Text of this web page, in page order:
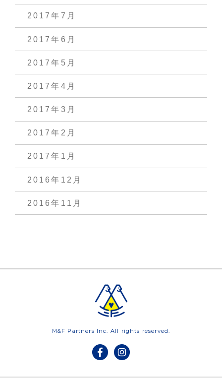
2017年7月
2017年6月
2017年5月
2017年4月
2017年3月
2017年2月
2017年1月
2016年12月
2016年11月
M&F Partners Inc. All rights reserved.